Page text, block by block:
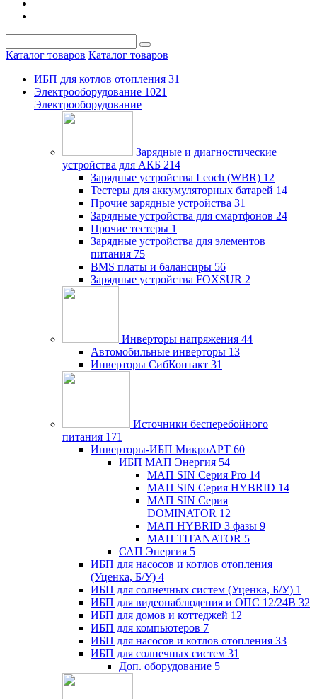
Каталог товаров Каталог товаров
ИБП для котлов отопления 31
Электрооборудование 1021
Электрооборудование
Зарядные и диагностические
устройства для АКБ 214
Зарядные устройства Leoch (WBR) 12
Тестеры для аккумуляторных батарей 14
Прочие зарядные устройства 31
Зарядные устройства для смартфонов 24
Прочие тестеры 1
Зарядные устройства для элементов
питания 75
BMS платы и балансиры 56
Зарядные устройства FOXSUR 2
Инверторы напряжения 44
Автомобильные инверторы 13
Инверторы СибКонтакт 31
Источники бесперебойного
питания 171
Инверторы-ИБП МикроАРТ 60
ИБП МАП Энергия 54
МАП SIN Серия Pro 14
МАП SIN Серия HYBRID 14
МАП SIN Серия
DOMINATOR 12
МАП HYBRID 3 фазы 9
МАП TITANATOR 5
САП Энергия 5
ИБП для насосов и котлов отопления
(Уценка, Б/У) 4
ИБП для солнечных систем (Уценка, Б/У) 1
ИБП для видеонаблюдения и ОПС 12/24В 32
ИБП для домов и коттеджей 12
ИБП для компьютеров 7
ИБП для насосов и котлов отопления 33
ИБП для солнечных систем 31
Доп. оборудование 5